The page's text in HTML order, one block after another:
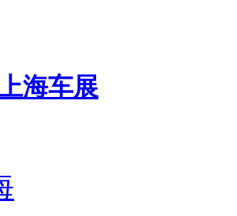
海车展